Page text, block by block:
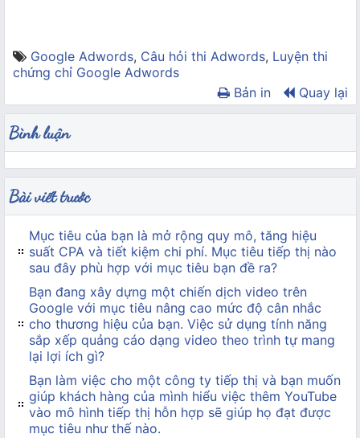
Google Adwords, Câu hỏi thi Adwords, Luyện thi
chứng chỉ Google Adwords
Bản in
Quay lại
Bình luận
Bài viết trước
Mục tiêu của bạn là mở rộng quy mô, tăng hiệu
suất CPA và tiết kiệm chi phí. Mục tiêu tiếp thị nào
sau đây phù hợp với mục tiêu bạn đề ra?
Bạn đang xây dựng một chiến dịch video trên
Google với mục tiêu nâng cao mức độ cân nhắc
cho thương hiệu của bạn. Việc sử dụng tính năng
sắp xếp quảng cáo dạng video theo trình tự mang
lại lợi ích gì?
Bạn làm việc cho một công ty tiếp thị và bạn muốn
giúp khách hàng của mình hiểu việc thêm YouTube
vào mô hình tiếp thị hỗn hợp sẽ giúp họ đạt được
mục tiêu như thế nào.